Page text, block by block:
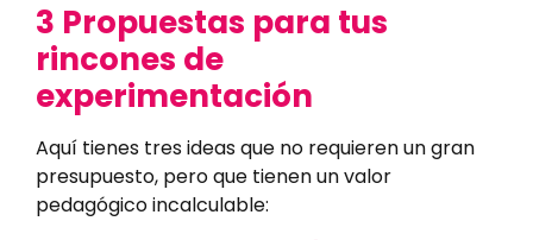
3 Propuestas para tus
rincones de
experimentación
Aquí tienes tres ideas que no requieren un gran
presupuesto, pero que tienen un valor
pedagógico incalculable: